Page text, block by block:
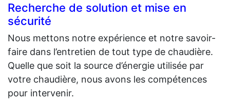
Recherche de solution et mise en
sécurité
Nous mettons notre expérience et notre savoir-
faire dans l’entretien de tout type de chaudière.
Quelle que soit la source d’énergie utilisée par
votre chaudière, nous avons les compétences
pour intervenir.